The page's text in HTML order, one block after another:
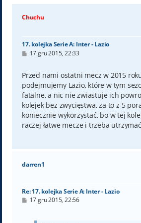
Chuchu
17. kolejka Serie A: Inter - Lazio
P
t
17 gru 2015, 22:33
Przed nami ostatni mecz w 2015
podejmujemy Lazio, które w tym
fatalne, a nic nie zwiastuje ich
kolejek bez zwycięstwa, za to z 5
koniecznie wykorzystać, bo w tej
raczej łatwe mecze i trzeba
darren1
Re: 17. kolejka Serie A: Inter - Lazio
P17 gru 2015, 22:56